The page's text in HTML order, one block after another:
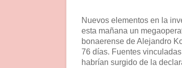
Nuevos elementos en la
esta mañana un
bonaerense de Alejandro
76 días. Fuentes
habrían surgido de la